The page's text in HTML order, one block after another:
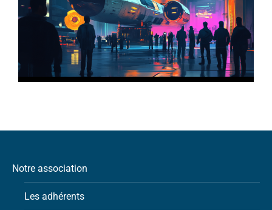
Notre association
Les adhérents